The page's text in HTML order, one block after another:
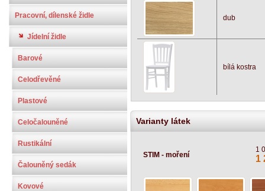
Pracovní, dílenské židle
Jídelní židle
Barové
Celodřevěné
Plastové
Celočalouněné
Rustikální
Čalouněný sedák
Kovové
dub
bílá kostra
Varianty látek
STIM - moření
1
1